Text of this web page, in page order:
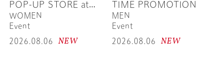
POP-UP STORE at
UNITED ARROWS
WOMEN
Event
2026.08.06 NEW
TIME PROMOTION
MEN
Event
2026.08.06 NEW